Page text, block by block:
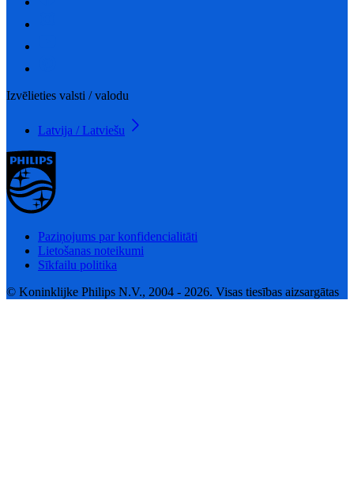
Izvēlieties valsti / valodu
Latvija / Latviešu
Paziņojums par konfidencialitāti
Lietošanas noteikumi
Sīkfailu politika
© Koninklijke Philips N.V., 2004 - 2026. Visas tiesības aizsargātas